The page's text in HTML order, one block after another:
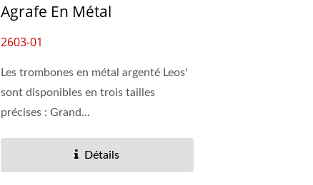
Agrafe En Métal
2603-01
Les trombones en métal argenté Leos'
sont disponibles en trois tailles
précises : Grand...
Détails